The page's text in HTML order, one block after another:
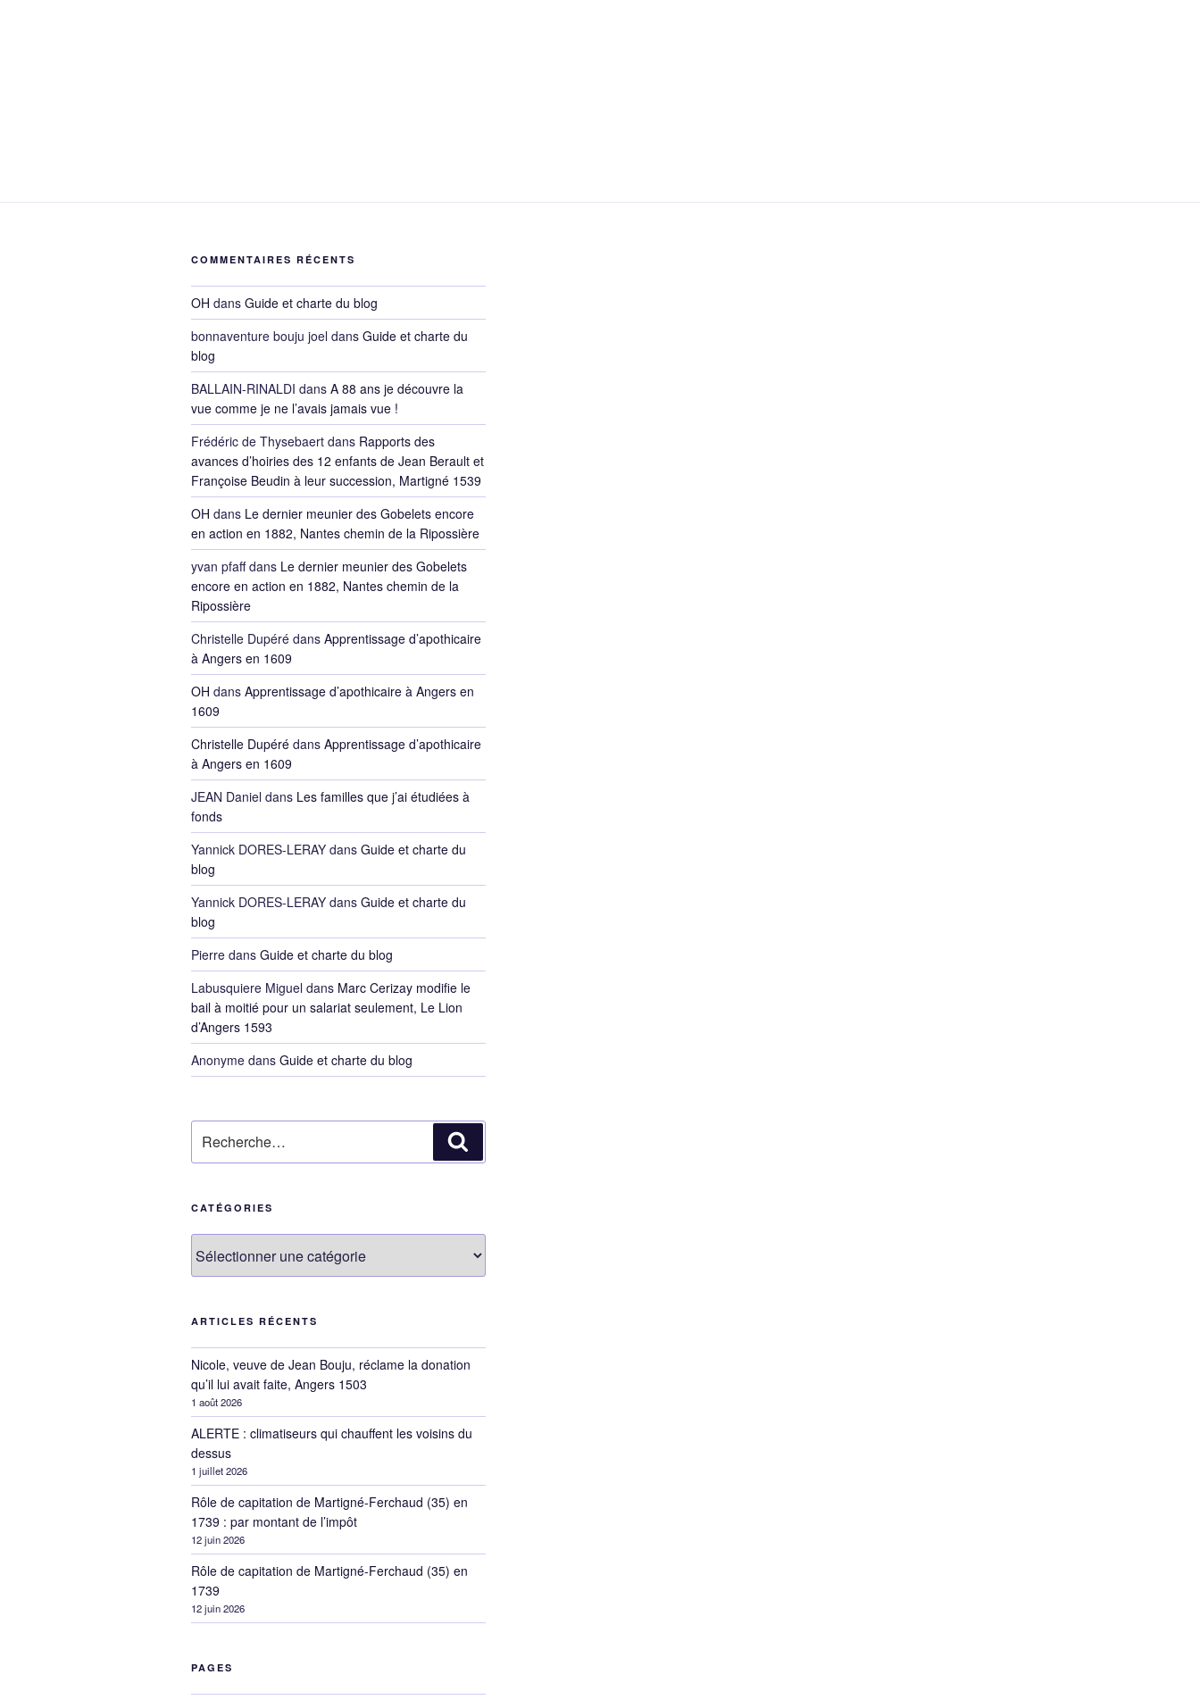
COMMENTAIRES RÉCENTS
OH dans Guide et charte du blog
bonnaventure bouju joel dans Guide et charte du
blog
BALLAIN-RINALDI dans A 88 ans je découvre la
vue comme je ne l’avais jamais vue !
Frédéric de Thysebaert dans Rapports des
avances d’hoiries des 12 enfants de Jean Berault et
Françoise Beudin à leur succession, Martigné 1539
OH dans Le dernier meunier des Gobelets encore
en action en 1882, Nantes chemin de la Ripossière
yvan pfaffdans Le dernier meunier des Gobelets
encore en action en 1882, Nantes chemin de la
Ripossière
Christelle Dupéré dans Apprentissage d’apothicaire
à Angers en 1609
OH dans Apprentissage d’apothicaire à Angers en
1609
Christelle Dupéré dans Apprentissage d’apothicaire
à Angers en 1609
JEAN Daniel dans Les familles que j’ai étudiées à
fonds
Yannick DORES-LERAY dans Guide et charte du
blog
Yannick DORES-LERAY dans Guide et charte du
blog
Pierre dans Guide et charte du blog
Labusquiere Miguel dans Marc Cerizay modifie le
bail à moitié pour un salariat seulement, Le Lion
d’Angers 1593
Anonyme dans Guide et charte du blog
pour
:
CATÉGORIES
ARTICLES RÉCENTS
Nicole, veuve de Jean Bouju, réclame la donation
qu’il lui avait faite, Angers 1503
1 août 2026
ALERTE : climatiseurs qui chauffent les voisins du
dessus
1 juillet 2026
Rôle de capitation de Martigné-Ferchaud (35) en
1739 : par montant de l’impôt
12 juin 2026
Rôle de capitation de Martigné-Ferchaud (35) en
1739
12 juin 2026
PAGES